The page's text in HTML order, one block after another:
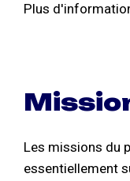
Plus
Les missions du
essentiellement